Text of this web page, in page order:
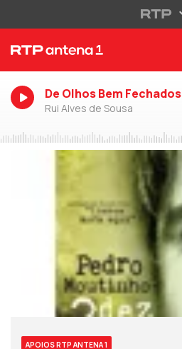
De Olhos Bem Fechados
Rui Alves de Sousa
APOIOS RTP ANTENA 1